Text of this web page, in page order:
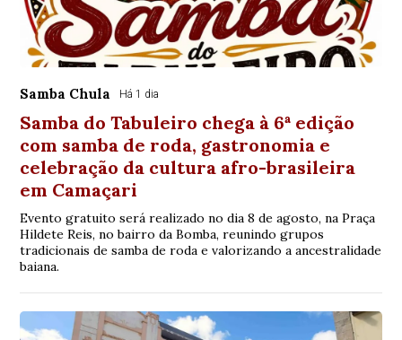
Samba Chula Há 1 dia
Samba do Tabuleiro chega à 6ª edição
com samba de roda, gastronomia e
celebração da cultura afro-brasileira
em Camaçari
Evento gratuito será realizado no dia 8 de agosto, na Praça
Hildete Reis, no bairro da Bomba, reunindo grupos
tradicionais de samba de roda e valorizando a ancestralidade
baiana.